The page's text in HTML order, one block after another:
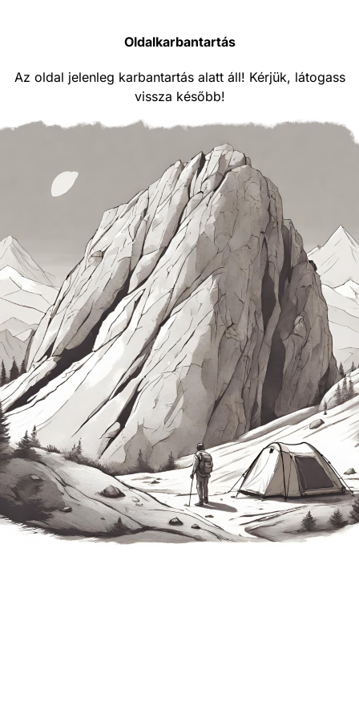
Oldalkarbantartás
Az oldal jelenleg karbantartás alatt áll! Kérjük, látogass
vissza később!